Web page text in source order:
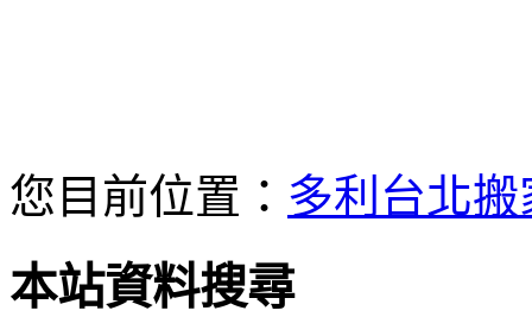
您目前位置： 多利台北
本站資料搜尋